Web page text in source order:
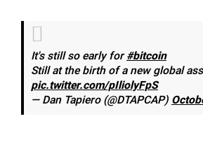
It's still so early for#bitcoin
Still at the birth of a new global
pic.twitter.com/pIliolyFpS
— Dan Tapiero (@DTAPCAP)